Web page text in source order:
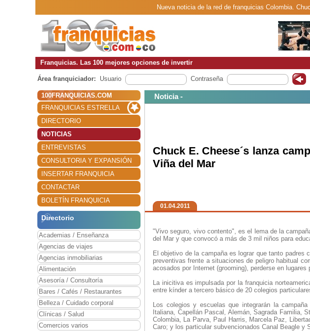
Nueva noticia de la red de franquicias Colombia.
Franquicias. Las 100 mejores opciones de invertir
Área franquiciador: Usuario Contraseña
100FRANQUICIAS.COM
FRANQUICIAS ESTRELLA
DIRECTORIO
NOTICIAS
ENTREVISTAS
CONSULTORIA Y EXPANSIÓN
INSERTAR FRANQUICIA
CONTACTAR
BOLETÍN FRANQUICIA
Directorio
Academias / Enseñanza
Agencias de viajes
Agencias inmobiliarias
Alimentación
Asesoría / Consultoría
Bares / Cafés / Restaurantes
Belleza / Cuidado corporal
Clínicas / Salud
Comercios varios
Noticia -
Chuck E. Cheese´s lanza
Viña del Mar
01.04.2011
"Vivo seguro, vivo contento", es el lema de la
del Mar y que convocó a más de 3 mil niños para
El objetivo de la campaña es lograr que tanto padres
preventivas frente a situaciones de peligro habitual
acosados por Internet (grooming), perderse en
La inicitiva es impulsada por la franquicia
entre kínder a tercero básico de 20 colegios
Los colegios y escuelas que integrarán la
Italiana, Capellán Pascal, Alemán, Sagrada Familia,
Colombia, La Parva, Paul Harris, Marcela Paz,
Caro; y los particular subvencionados Canal Beagle y